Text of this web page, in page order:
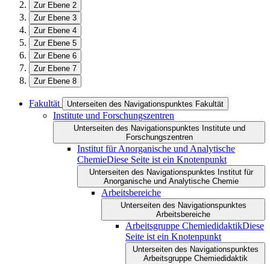
Zur Ebene 2
Zur Ebene 3
Zur Ebene 4
Zur Ebene 5
Zur Ebene 6
Zur Ebene 7
Zur Ebene 8
Fakultät Unterseiten des Navigationspunktes Fakultät
Institute und Forschungszentren
Unterseiten des Navigationspunktes Institute und
Forschungszentren
Institut für Anorganische und Analytische
ChemieDiese Seite ist ein Knotenpunkt
Unterseiten des Navigationspunktes Institut für
Anorganische und Analytische Chemie
Arbeitsbereiche
Unterseiten des Navigationspunktes
Arbeitsbereiche
Arbeitsgruppe ChemiedidaktikDiese
Seite ist ein Knotenpunkt
Unterseiten des Navigationspunktes
Arbeitsgruppe Chemiedidaktik